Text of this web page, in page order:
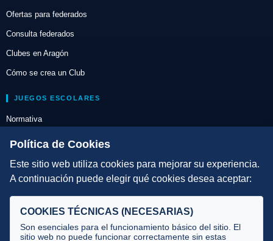
Ofertas para federados
Consulta federados
Clubes en Aragón
Cómo se crea un Club
JUEGOS ESCOLARES
Normativa
Escuelas de Triatlón
DIRECCIÓN TÉCNICA
Selecciones
Tecnificación
Política de Cookies
Este sitio web utiliza cookies para mejorar su experiencia.
A continuación puede elegir qué cookies desea aceptar:
COOKIES TÉCNICAS (NECESARIAS)
Son esenciales para el funcionamiento básico del sitio. El
sitio web no puede funcionar correctamente sin estas